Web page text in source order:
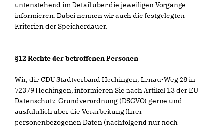
untenstehend im Detail über die jeweiligen Vorgänge
informieren. Dabei nennen wir auch die festgelegten
Kriterien der Speicherdauer.
§12 Rechte der betroffenen Personen
Wir, die CDU Stadtverband Hechingen, Lenau-Weg 28 in
72379 Hechingen, informieren Sie nach Artikel 13 der EU
Datenschutz-Grundverordnung (DSGVO) gerne und
ausführlich über die Verarbeitung Ihrer
personenbezogenen Daten (nachfolgend nur noch